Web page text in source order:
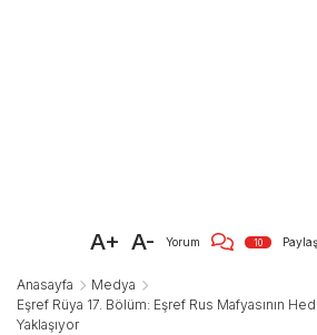
A+ A- Yorum 10 Paylaş
Anasayfa
Medya
Eşref Rüya 17. Bölüm: Eşref Rus Mafyasının
Yaklaşıyor